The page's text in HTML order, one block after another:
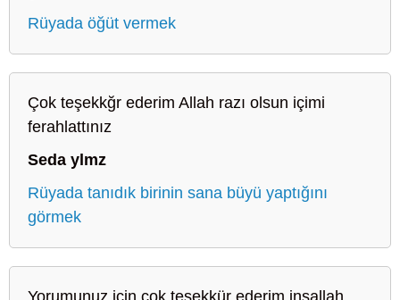
Rüyada öğüt vermek
Çok teşekkğr ederim Allah razı olsun içimi
ferahlattınız
Seda ylmz
Rüyada tanıdık birinin sana büyü yaptığını
görmek
Yorumunuz için çok teşekkür ederim inşallah